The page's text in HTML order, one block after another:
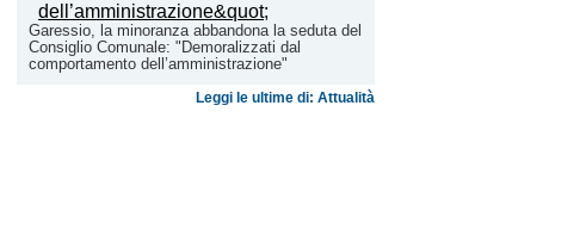
Garessio, la minoranza abbandona la seduta del
Consiglio Comunale: "Demoralizzati dal
comportamento dell’amministrazione"
Leggi le ultime di: Attualità